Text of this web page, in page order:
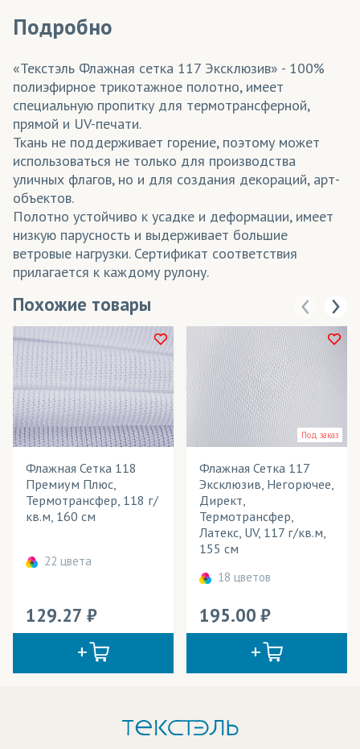
Подробно
«Текстэль Флажная сетка 117 Эксклюзив» - 100%
полиэфирное трикотажное полотно, имеет
специальную пропитку для термотрансферной,
прямой и UV-печати.
Ткань не поддерживает горение, поэтому может
использоваться не только для производства
уличных флагов, но и для создания декораций, арт-
объектов.
Полотно устойчиво к усадке и деформации, имеет
низкую парусность и выдерживает большие
ветровые нагрузки. Сертификат соответствия
прилагается к каждому рулону.
Похожие товары
Флажная Сетка 118
Премиум Плюс,
Термотрансфер, 118 г/
кв.м, 160 см
22 цвета
129.27
Под заказ
Флажная Сетка 117
Эксклюзив, Негорючее,
Директ,
Термотрансфер,
Латекс, UV, 117 г/кв.м,
155 см
18 цветов
195.00